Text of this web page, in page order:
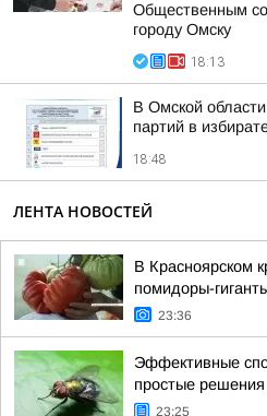
Общественным
городу Омску
18:13
В Омской
партий в
18:48
ЛЕНТА НОВОСТЕЙ
В Красноярском
помидоры-
23:36
Эффективные
простые
23:25